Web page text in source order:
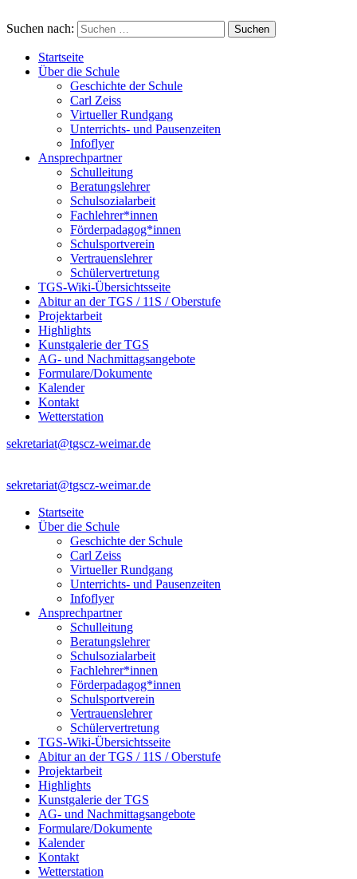
Suchen nach:
Startseite
Über die Schule
Geschichte der Schule
Carl Zeiss
Virtueller Rundgang
Unterrichts- und Pausenzeiten
Infoflyer
Ansprechpartner
Schulleitung
Beratungslehrer
Schulsozialarbeit
Fachlehrer*innen
Förderpadagog*innen
Schulsportverein
Vertrauenslehrer
Schülervertretung
TGS-Wiki-Übersichtsseite
Abitur an der TGS / 11S / Oberstufe
Projektarbeit
Highlights
Kunstgalerie der TGS
AG- und Nachmittagsangebote
Formulare/Dokumente
Kalender
Kontakt
Wetterstation
sekretariat@tgscz-weimar.de
sekretariat@tgscz-weimar.de
Startseite
Über die Schule
Geschichte der Schule
Carl Zeiss
Virtueller Rundgang
Unterrichts- und Pausenzeiten
Infoflyer
Ansprechpartner
Schulleitung
Beratungslehrer
Schulsozialarbeit
Fachlehrer*innen
Förderpadagog*innen
Schulsportverein
Vertrauenslehrer
Schülervertretung
TGS-Wiki-Übersichtsseite
Abitur an der TGS / 11S / Oberstufe
Projektarbeit
Highlights
Kunstgalerie der TGS
AG- und Nachmittagsangebote
Formulare/Dokumente
Kalender
Kontakt
Wetterstation